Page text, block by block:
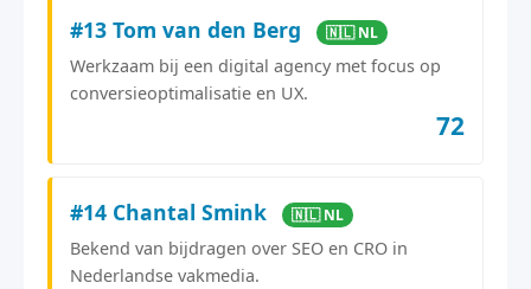
#13 Tom van den Berg 🇳🇱 NL
Werkzaam bij een digital agency met focus op
conversieoptimalisatie en UX.
72
#14 Chantal Smink 🇳🇱 NL
Bekend van bijdragen over SEO en CRO in
Nederlandse vakmedia.